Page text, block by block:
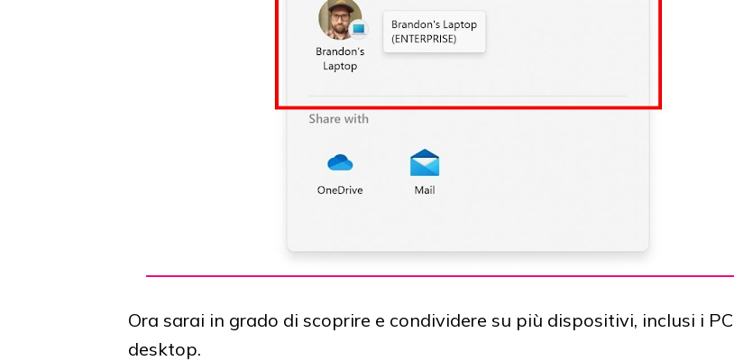
Ora sarai in grado di scoprire e condividere su più dispositivi, inclusi i PC
desktop.